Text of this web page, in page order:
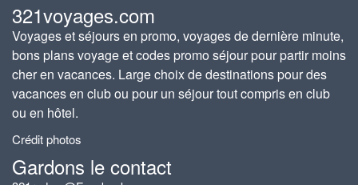
321voyages.com
Voyages et séjours en promo, voyages de dernière minute,
bons plans voyage et codes promo séjour pour partir moins
cher en vacances. Large choix de destinations pour des
vacances en club ou pour un séjour tout compris en club
ou en hôtel.
Crédit photos
Gardons le contact